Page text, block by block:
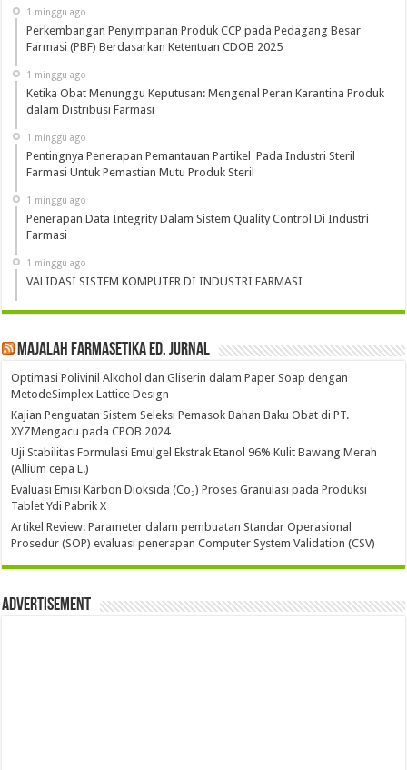
1 minggu ago
Perkembangan Penyimpanan Produk CCP pada Pedagang Besar
Farmasi (PBF) Berdasarkan Ketentuan CDOB 2025
1 minggu ago
Ketika Obat Menunggu Keputusan: Mengenal Peran Karantina Produk
dalam Distribusi Farmasi
1 minggu ago
Pentingnya Penerapan Pemantauan Partikel Pada Industri Steril
Farmasi Untuk Pemastian Mutu Produk Steril
1 minggu ago
Penerapan Data Integrity Dalam Sistem Quality Control Di Industri
Farmasi
1 minggu ago
VALIDASI SISTEM KOMPUTER DI INDUSTRI FARMASI
Majalah Farmasetika Ed. Jurnal
Optimasi Polivinil Alkohol dan Gliserin dalam Paper Soap dengan
MetodeSimplex Lattice Design
Kajian Penguatan Sistem Seleksi Pemasok Bahan Baku Obat di PT.
XYZMengacu pada CPOB 2024
Uji Stabilitas Formulasi Emulgel Ekstrak Etanol 96% Kulit Bawang Merah
(Allium cepa L.)
Evaluasi Emisi Karbon Dioksida (Co₂) Proses Granulasi pada Produksi
Tablet Ydi Pabrik X
Artikel Review: Parameter dalam pembuatan Standar Operasional
Prosedur (SOP) evaluasi penerapan Computer System Validation (CSV)
Advertisement